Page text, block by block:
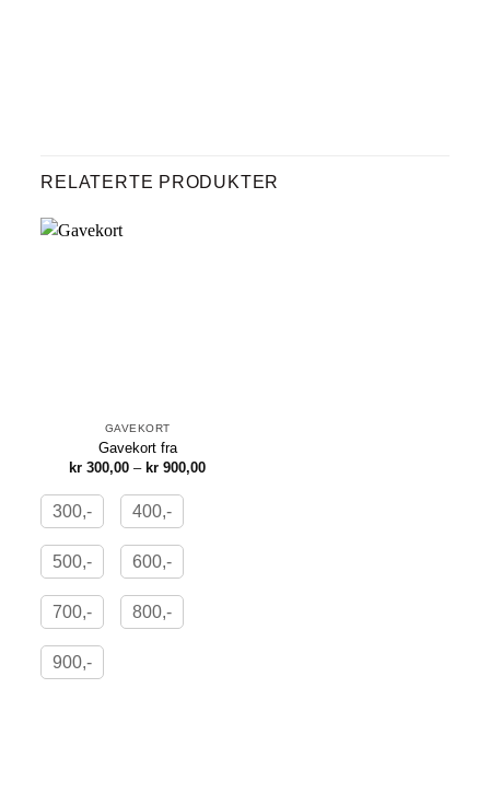
RELATERTE PRODUKTER
GAVEKORT
Gavekort fra
kr 300,00 – kr 900,00Prisområde:
300,- 400,-
500,- 600,-
700,- 800,-
900,-